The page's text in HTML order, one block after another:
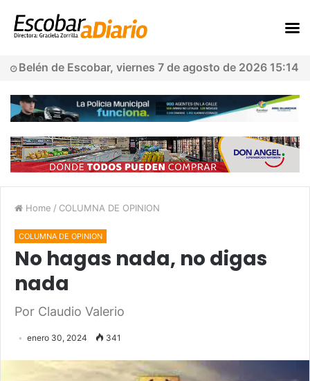
Belén de Escobar, viernes 7 de agosto de 2026 15:14
Home / COLUMNA DE OPINION
COLUMNA DE OPINION
No hagas nada, no digas
nada
Por Claudio Valerio
enero 30, 2024 341